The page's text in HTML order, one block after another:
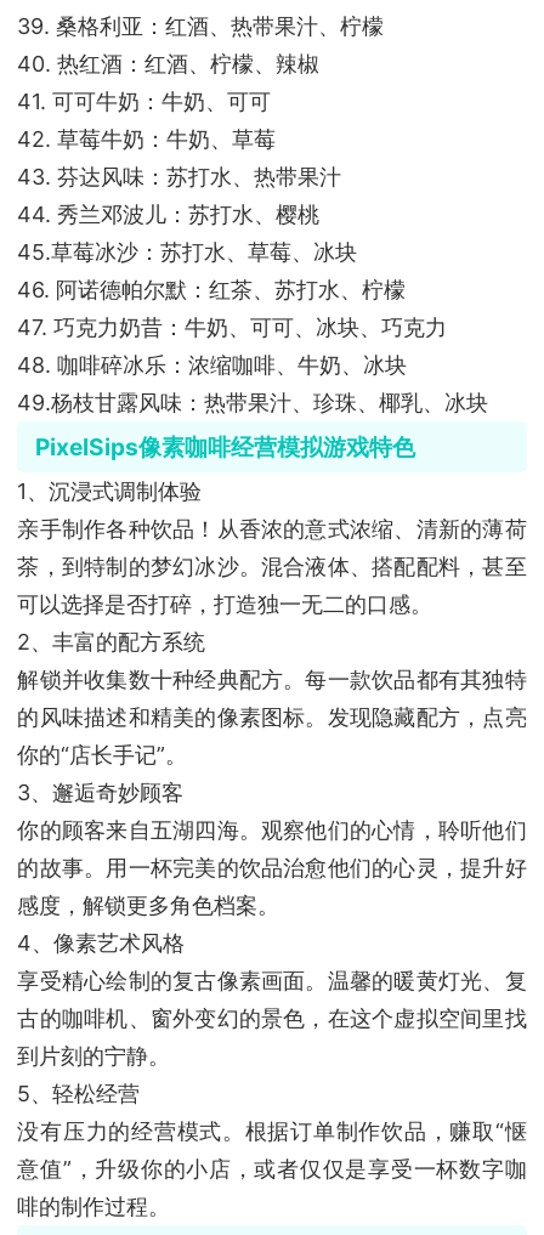
39. 桑格利亚：红酒、热带果汁、柠檬
40. 热红酒：红酒、柠檬、辣椒
41. 可可牛奶：牛奶、可可
42. 草莓牛奶：牛奶、草莓
43. 芬达风味：苏打水、热带果汁
44. 秀兰邓波儿：苏打水、樱桃
45.草莓冰沙：苏打水、草莓、冰块
46. 阿诺德帕尔默：红茶、苏打水、柠檬
47. 巧克力奶昔：牛奶、可可、冰块、巧克力
48. 咖啡碎冰乐：浓缩咖啡、牛奶、冰块
49.杨枝甘露风味：热带果汁、珍珠、椰乳、冰块
PixelSips像素咖啡经营模拟游戏特色
1、沉浸式调制体验
亲手制作各种饮品！从香浓的意式浓缩、清新的薄荷
茶，到特制的梦幻冰沙。混合液体、搭配配料，甚至
可以选择是否打碎，打造独一无二的口感。
2、丰富的配方系统
解锁并收集数十种经典配方。每一款饮品都有其独特
的风味描述和精美的像素图标。发现隐藏配方，点亮
你的“店长手记”。
3、邂逅奇妙顾客
你的顾客来自五湖四海。观察他们的心情，聆听他们
的故事。用一杯完美的饮品治愈他们的心灵，提升好
感度，解锁更多角色档案。
4、像素艺术风格
享受精心绘制的复古像素画面。温馨的暖黄灯光、复
古的咖啡机、窗外变幻的景色，在这个虚拟空间里找
到片刻的宁静。
5、轻松经营
没有压力的经营模式。根据订单制作饮品，赚取“惬
意值”，升级你的小店，或者仅仅是享受一杯数字咖
啡的制作过程。